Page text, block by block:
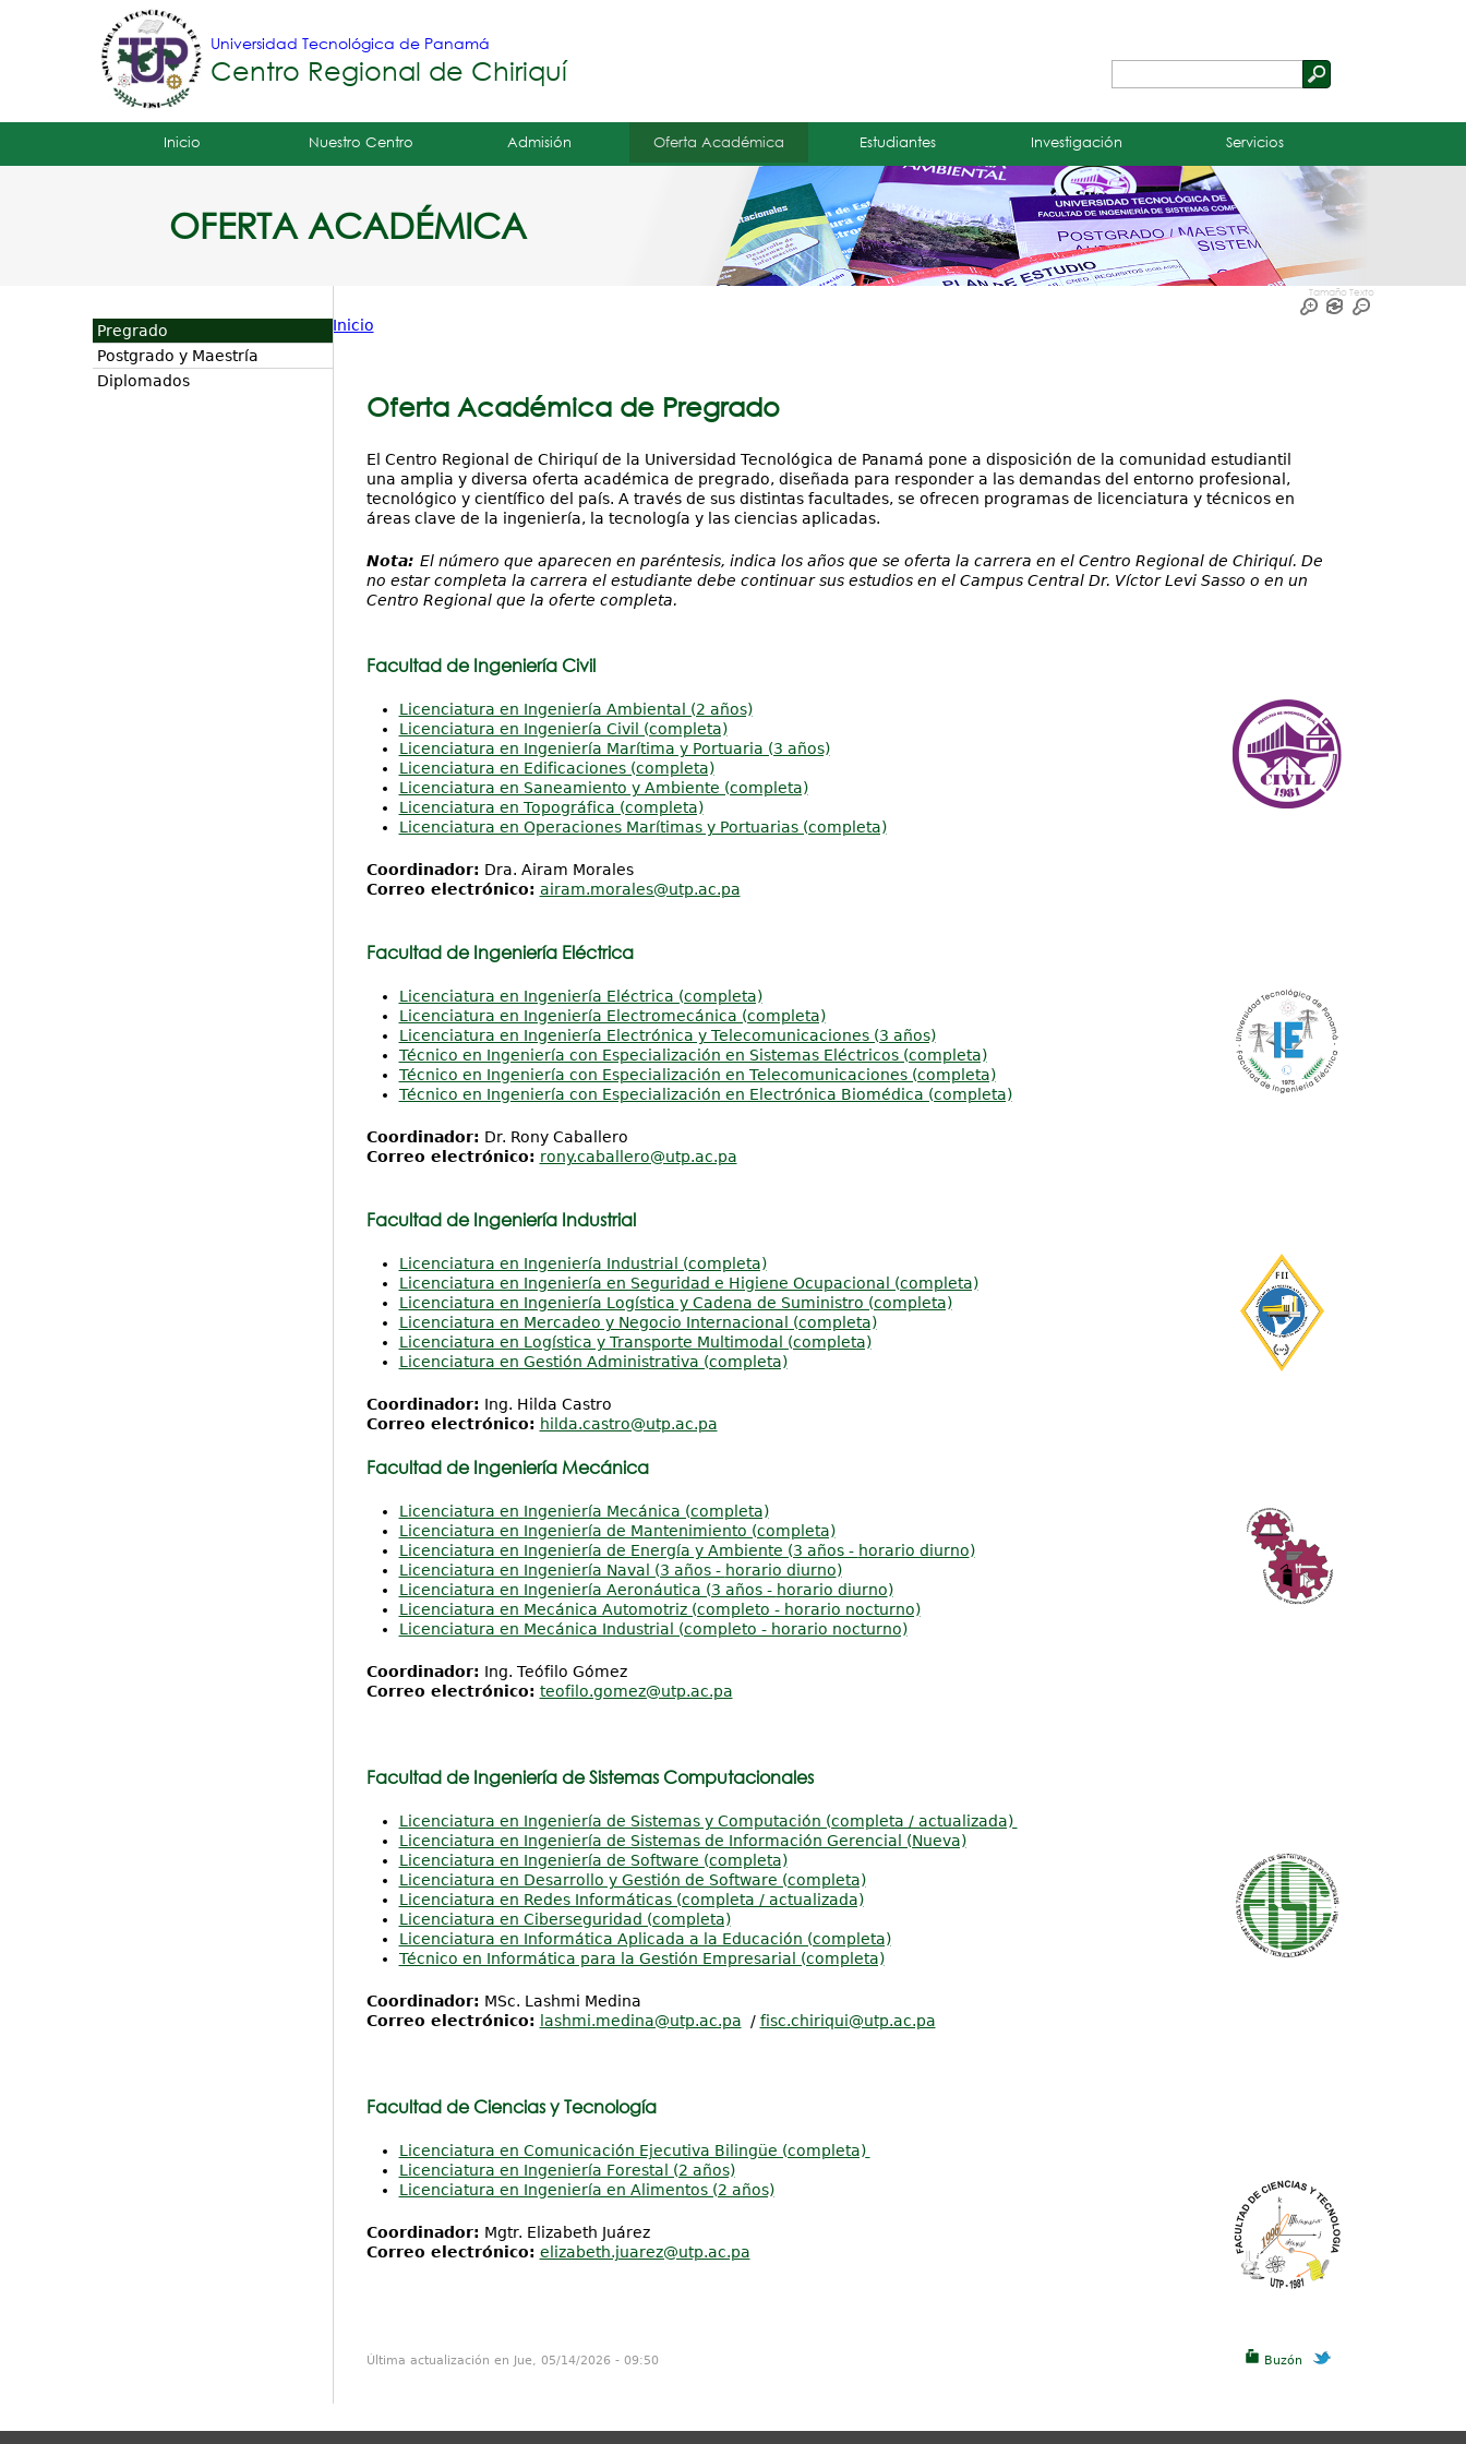
de
búsqueda
Universidad Tecnológica de Panamá
Centro Regional de Chiriquí
Tropical
Principal
Inicio Nuestro Centro Admisión Oferta Académica Estudiantes Investigación Servicios
OFERTA ACADÉMICA
Tamaño Texto
está
Inicio
Oferta Académica de Pregrado
El Centro Regional de Chiriquí de la Universidad Tecnológica de Panamá pone a disposición de la comunidad estudiantil
una amplia y diversa oferta académica de pregrado, diseñada para responder a las demandas del entorno profesional,
tecnológico y científico del país. A través de sus distintas facultades, se ofrecen programas de licenciatura y técnicos en
áreas clave de la ingeniería, la tecnología y las ciencias aplicadas.
Nota: El número que aparecen en paréntesis, indica los años que se oferta la carrera en el Centro Regional de Chiriquí. De
no estar completa la carrera el estudiante debe continuar sus estudios en el Campus Central Dr. Víctor Levi Sasso o en un
Centro Regional que la oferte completa.
Facultad de Ingeniería Civil
Licenciatura en Ingeniería Ambiental (2 años)
Licenciatura en Ingeniería Civil (completa)
Licenciatura en Ingeniería Marítima y Portuaria (3 años)
Licenciatura en Edificaciones (completa)
Licenciatura en Saneamiento y Ambiente (completa)
Licenciatura en Topográfica (completa)
Licenciatura en Operaciones Marítimas y Portuarias (completa)
Coordinador: Dra. Airam Morales
Correo electrónico: airam.morales@utp.ac.pa
Facultad de Ingeniería Eléctrica
Licenciatura en Ingeniería Eléctrica (completa)
Licenciatura en Ingeniería Electromecánica (completa)
Licenciatura en Ingeniería Electrónica y Telecomunicaciones (3 años)
Técnico en Ingeniería con Especialización en Sistemas Eléctricos (completa)
Técnico en Ingeniería con Especialización en Telecomunicaciones (completa)
Técnico en Ingeniería con Especialización en Electrónica Biomédica (completa)
Coordinador: Dr. Rony Caballero
Correo electrónico: rony.caballero@utp.ac.pa
Facultad de Ingeniería Industrial
Licenciatura en Ingeniería Industrial (completa)
Licenciatura en Ingeniería en Seguridad e Higiene Ocupacional (completa)
Licenciatura en Ingeniería Logística y Cadena de Suministro (completa)
Licenciatura en Mercadeo y Negocio Internacional (completa)
Licenciatura en Logística y Transporte Multimodal (completa)
Licenciatura en Gestión Administrativa (completa)
Coordinador: Ing. Hilda Castro
Correo electrónico: hilda.castro@utp.ac.pa
Facultad de Ingeniería Mecánica
Licenciatura en Ingeniería Mecánica (completa)
Licenciatura en Ingeniería de Mantenimiento (completa)
Licenciatura en Ingeniería de Energía y Ambiente (3 años - horario diurno)
Licenciatura en Ingeniería Naval (3 años - horario diurno)
Licenciatura en Ingeniería Aeronáutica (3 años - horario diurno)
Licenciatura en Mecánica Automotriz (completo - horario nocturno)
Licenciatura en Mecánica Industrial (completo - horario nocturno)
Coordinador: Ing. Teófilo Gómez
Correo electrónico: teofilo.gomez@utp.ac.pa
Facultad de Ingeniería de Sistemas Computacionales
Licenciatura en Ingeniería de Sistemas y Computación (completa / actualizada)
Licenciatura en Ingeniería de Sistemas de Información Gerencial (Nueva)
Licenciatura en Ingeniería de Software (completa)
Licenciatura en Desarrollo y Gestión de Software (completa)
Licenciatura en Redes Informáticas (completa / actualizada)
Licenciatura en Ciberseguridad (completa)
Licenciatura en Informática Aplicada a la Educación (completa)
Técnico en Informática para la Gestión Empresarial (completa)
Coordinador: MSc. Lashmi Medina
Correo electrónico:
lashmi.medina@utp.ac.pa / fisc.chiriqui@utp.ac.pa
Facultad de Ciencias y Tecnología
Licenciatura en Comunicación Ejecutiva Bilingüe (completa)
Licenciatura en Ingeniería Forestal (2 años)
Licenciatura en Ingeniería en Alimentos (2 años)
Coordinador: Mgtr. Elizabeth Juárez
Correo electrónico: elizabeth.juarez@utp.ac.pa
Buzón
Última actualización en Jue, 05/14/2026 - 09:50
Pregrado
Postgrado y Maestría
Diplomados